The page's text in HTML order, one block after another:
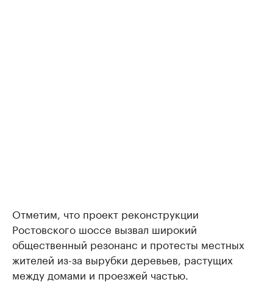
Отметим, что проект реконструкции
Ростовского шоссе вызвал широкий
общественный резонанс и протесты местных
жителей из-за вырубки деревьев, растущих
между домами и проезжей частью.